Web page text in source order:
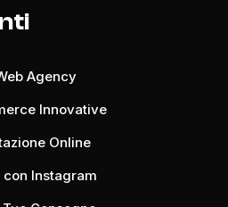
Agency
Innovative
Online
con Instagram